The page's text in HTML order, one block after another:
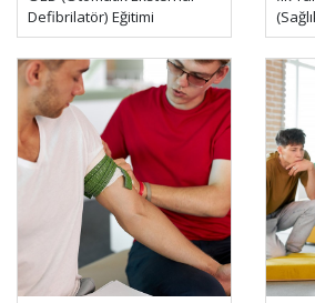
Defibrilatör) Eğitimi